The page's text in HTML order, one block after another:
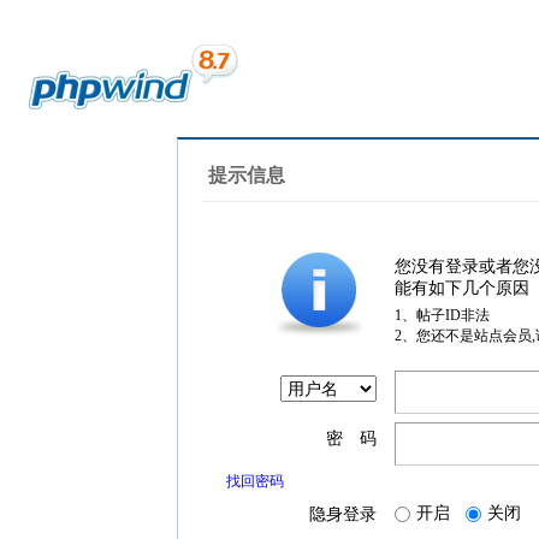
提示信息
您没有登录或者您
能有如下几个原因
1、帖子ID非法
2、您还不是站点会员
密 码
找回密码
隐身登录 开启 关闭